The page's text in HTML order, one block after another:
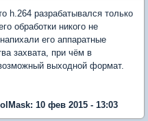
h.264 разрабатывался только
обработки никого не
его аппаратные
захвата, при чём в
выходной формат.
10 фев 2015 - 13:03